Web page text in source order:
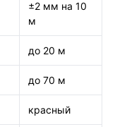
±2 мм на 10
м
до 20 м
до 70 м
красный